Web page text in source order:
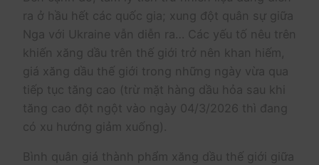
ra ở hầu hết các quốc gia; xung đột quân sự giữa
Nga với Ukraine vẫn diễn ra… Các yếu tố nêu trên
khiến xăng dầu trên thế giới trở nên khan hiếm,
giá xăng dầu thế giới trong những ngày vừa qua
tiếp tục tăng cao (trừ mặt hàng dầu hỏa sau khi
tăng cao đột ngột vào ngày 04/3/2026 thì đang
có xu hướng giảm xuống).
Bình quân giá thành phẩm xăng dầu thế giới giữa